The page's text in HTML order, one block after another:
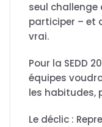
seul
participer – et
vrai.
Pour la SEDD
équipes
les habitudes,
Le déclic :